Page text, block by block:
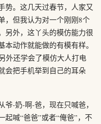
势。这几天过春节，人家又
，但我认为对一个刚刚8个
另外，这丫头的模仿能力很
动作就能做的有模有样。
外还学会了模仿大人打电
会把手机举到自己的耳朵
-奶-啊-爸，现在只喊爸，
起喊“爸爸”或者“俺爸”，不